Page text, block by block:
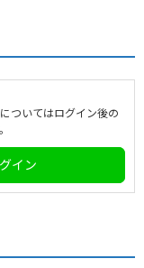
ついてはログイン後の
イン